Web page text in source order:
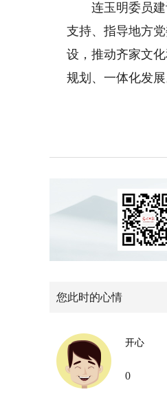
连玉明委员建议
支持、指导地方
设，推动齐家文
规划、一体化发展
您此时的心情
开心
0